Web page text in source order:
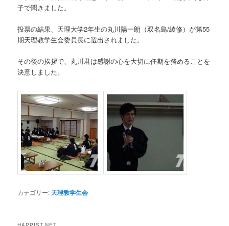
子で聞きました。
投票の結果、天理大学2年生の丸川陽一朗（双名島/綾修）が第55
期天理教学生会委員長に選出されました。
その後の挨拶で、丸川君は感謝の心を大切に任期を務めることを
決意しました。
カテゴリー: 天理教学生会